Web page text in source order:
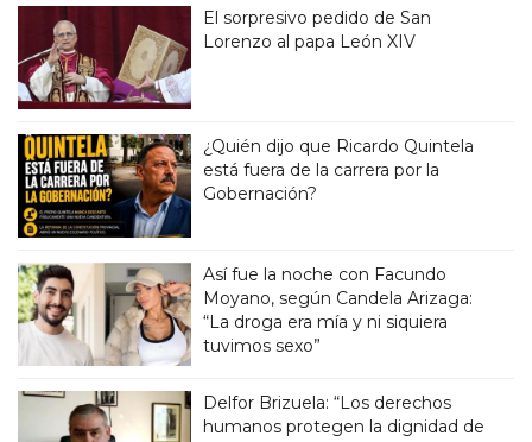
El sorpresivo pedido de San
Lorenzo al papa León XIV
¿Quién dijo que Ricardo Quintela
está fuera de la carrera por la
Gobernación?
Así fue la noche con Facundo
Moyano, según Candela Arizaga:
“La droga era mía y ni siquiera
tuvimos sexo”
Delfor Brizuela: “Los derechos
humanos protegen la dignidad de